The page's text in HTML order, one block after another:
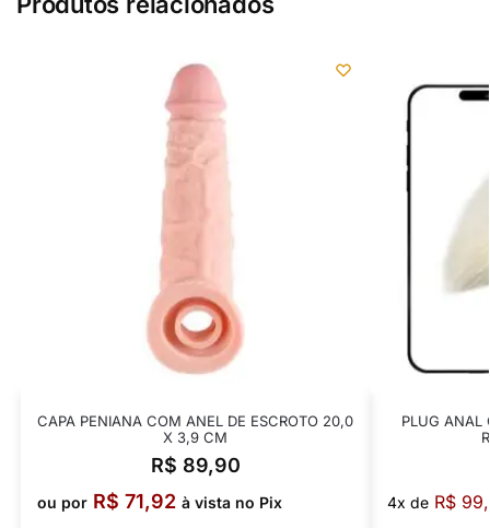
CAPA PENIANA COM ANEL DE ESCROTO 20,0
X 3,9 CM
R$ 89,90
ou por R$ 71,92 à vista no Pix
PLUG ANAL
4x de R$